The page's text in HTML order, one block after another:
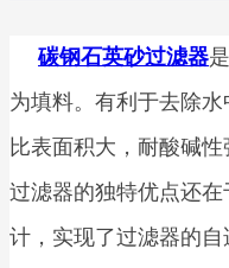
碳钢石英砂过滤器
为填料。有利于去除水
比表面积大，耐酸碱
过滤器的独特优点还
计，实现了过滤器的